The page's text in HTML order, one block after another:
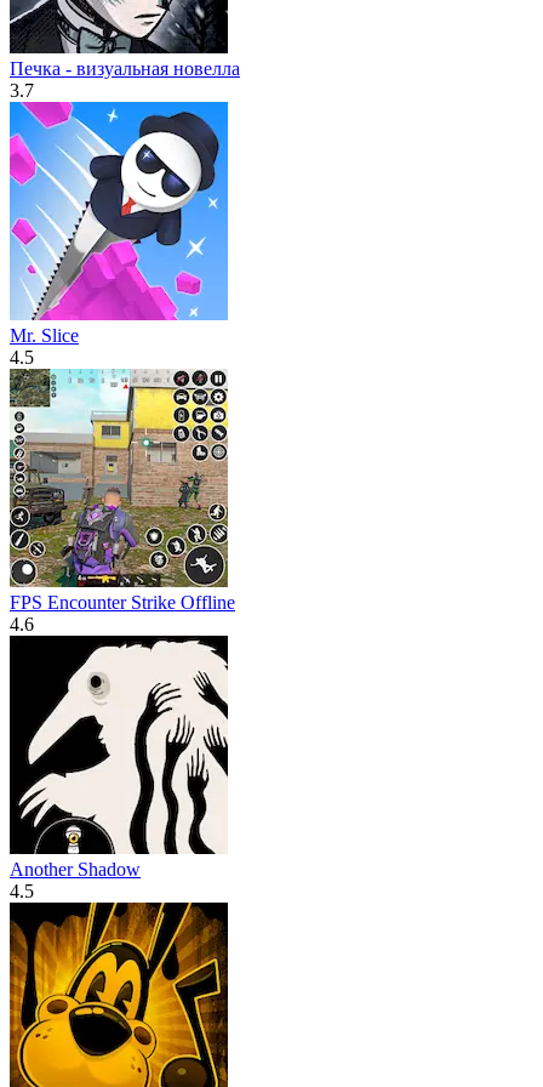
Печка - визуальная новелла
3.7
Mr. Slice
4.5
FPS Encounter Strike Offline
4.6
Another Shadow
4.5